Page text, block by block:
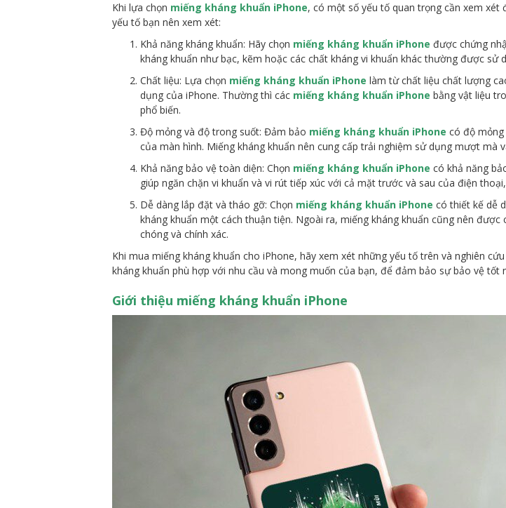
Khi lựa chọn miếng kháng khuẩn iPhone, có một số yếu tố quan trọng cần xem
yếu tố bạn nên xem xét:
Khả năng kháng khuẩn: Hãy chọn miếng kháng khuẩn iPhone được chứng
kháng khuẩn như bạc, kẽm hoặc các chất kháng vi khuẩn khác thường được
Chất liệu: Lựa chọn miếng kháng khuẩn iPhone làm từ chất liệu chất lượng
dụng của iPhone. Thường thì các miếng kháng khuẩn iPhone bằng vật liệu
phổ biến.
Độ mỏng và độ trong suốt: Đảm bảo miếng kháng khuẩn iPhone có độ
của màn hình. Miếng kháng khuẩn nên cung cấp trải nghiệm sử dụng mượt mà
Khả năng bảo vệ toàn diện: Chọn miếng kháng khuẩn iPhone có khả năng
giúp ngăn chặn vi khuẩn và vi rút tiếp xúc với cả mặt trước và sau của điện
Dễ dàng lắp đặt và tháo gỡ: Chọn miếng kháng khuẩn iPhone có thiết kế dễ
kháng khuẩn một cách thuận tiện. Ngoài ra, miếng kháng khuẩn cũng nên
chóng và chính xác.
Khi mua miếng kháng khuẩn cho iPhone, hãy xem xét những yếu tố trên và nghiên
kháng khuẩn phù hợp với nhu cầu và mong muốn của bạn, để đảm bảo sự bảo vệ tốt
Giới thiệu miếng kháng khuẩn iPhone